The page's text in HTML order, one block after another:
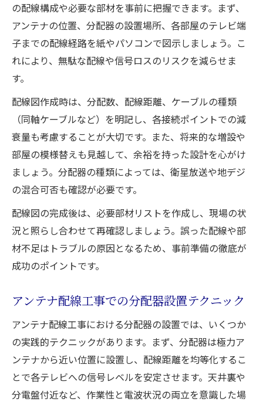
の配線構成や必要な部材を事前に把握できます。まず、
アンテナの位置、分配器の設置場所、各部屋のテレビ端
子までの配線経路を紙やパソコンで図示しましょう。こ
れにより、無駄な配線や信号ロスのリスクを減らせま
す。
配線図作成時は、分配数、配線距離、ケーブルの種類
（同軸ケーブルなど）を明記し、各接続ポイントでの減
衰量も考慮することが大切です。また、将来的な増設や
部屋の模様替えも見越して、余裕を持った設計を心がけ
ましょう。分配器の種類によっては、衛星放送や地デジ
の混合可否も確認が必要です。
配線図の完成後は、必要部材リストを作成し、現場の状
況と照らし合わせて再確認しましょう。誤った配線や部
材不足はトラブルの原因となるため、事前準備の徹底が
成功のポイントです。
アンテナ配線工事での分配器設置テクニック
アンテナ配線工事における分配器の設置では、いくつか
の実践的テクニックがあります。まず、分配器は極力ア
ンテナから近い位置に設置し、配線距離を均等化するこ
とで各テレビへの信号レベルを安定させます。天井裏や
分電盤付近など、作業性と電波状況の両立を意識した場